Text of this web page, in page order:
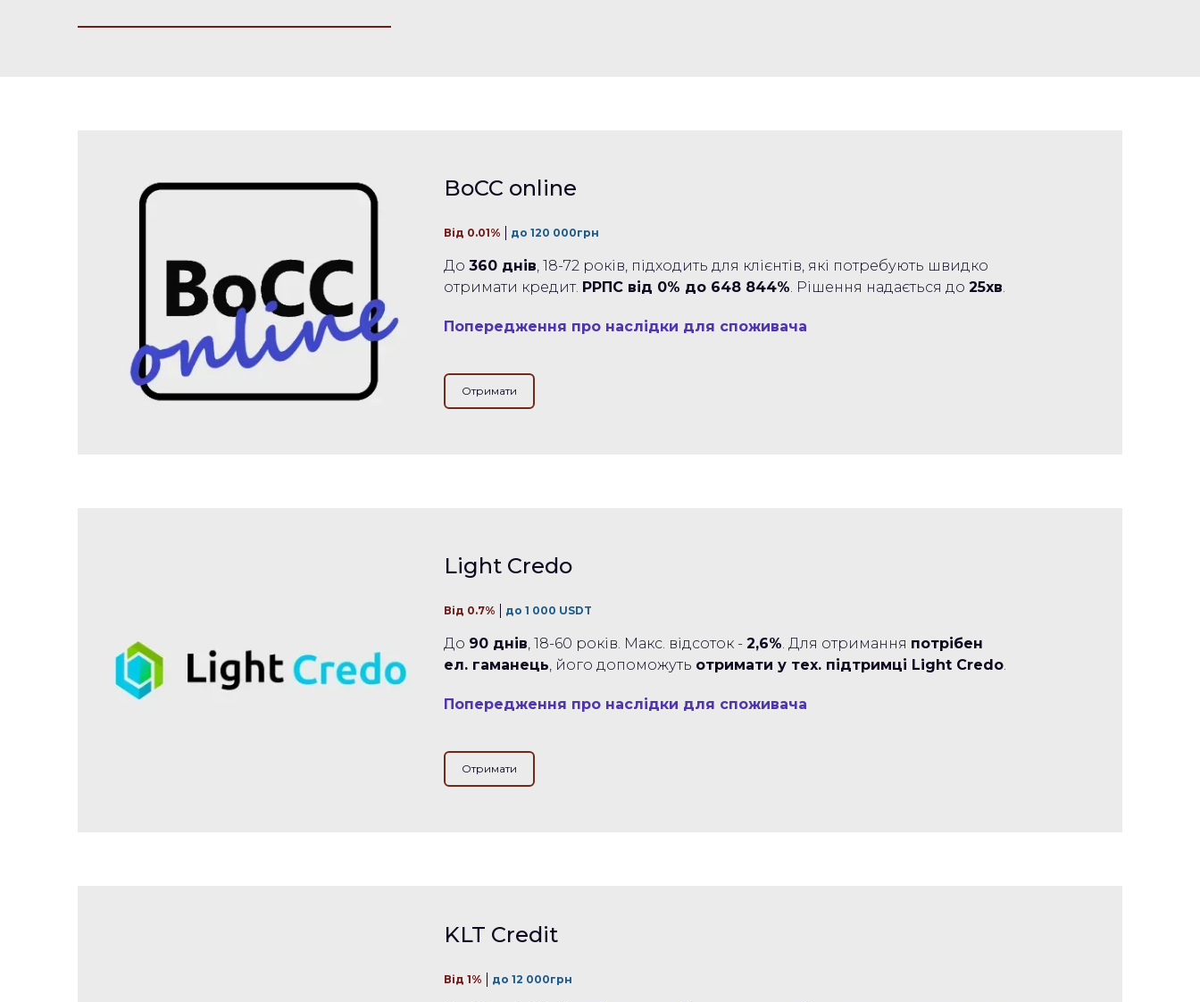
BoCC online
Від 0.01% до 120 000грн
До 360 днів, 18-72 років, підходить для клієнтів, які потребують швидко
отримати кредит. РРПС від 0% до 648 844%. Рішення надається до 25хв.
Попередження про наслідки для споживача
Отримати
Light Credo
Від 0.7% до 1 000 USDT
До 90 днів, 18-60 років. Макс. відсоток - 2,6%. Для отримання потрібен
ел. гаманець, його допоможуть отримати у тех. підтримці Light Credo.
Попередження про наслідки для споживача
Отримати
KLT Credit
Від 1% до 12 000грн